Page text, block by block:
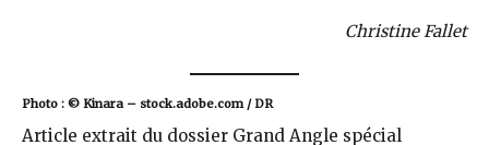
Christine Fallet
Photo : © Kinara – stock.adobe.com / DR
Article extrait du dossier Grand Angle spécial